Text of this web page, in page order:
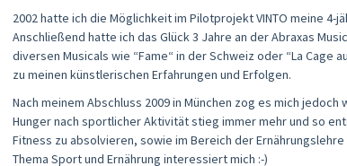
2002 hatte ich die Möglichkeit im Pilotprojekt VINTO meine 4-
Anschließend hatte ich das Glück 3 Jahre an der Abraxas
diversen Musicals wie “Fame“ in der Schweiz oder “La Cage
zu meinen künstlerischen Erfahrungen und Erfolgen.
Nach meinem Abschluss 2009 in München zog es mich
Hunger nach sportlicher Aktivität stieg immer mehr und so
Fitness zu absolvieren, sowie im Bereich der
Thema Sport und Ernährung interessiert mich :-)